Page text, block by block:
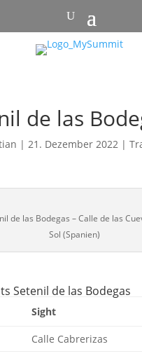
de las
| 21. Dezember 2022|
de las Bodegas – Calle de las
Sol (Spanien)
Setenil de las Bodegas
Sight
Calle Cabrerizas